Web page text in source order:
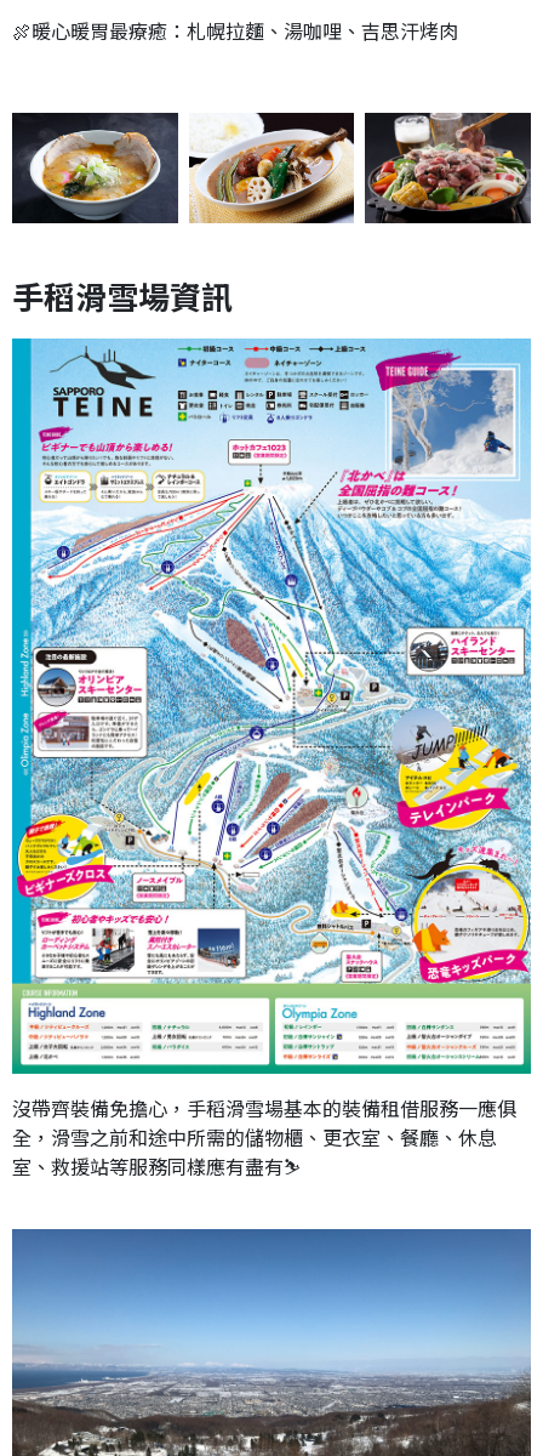
🍖暖心暖胃最療癒：札幌拉麵、湯咖哩、吉思汗烤肉
手稻滑雪場資訊
沒帶齊裝備免擔心，手稻滑雪場基本的裝備租借服務一應俱
全，滑雪之前和途中所需的儲物櫃、更衣室、餐廳、休息
室、救援站等服務同樣應有盡有⛷️